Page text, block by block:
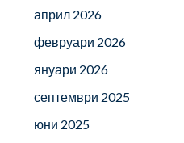
април 2026
февруари 2026
януари 2026
септември 2025
юни 2025